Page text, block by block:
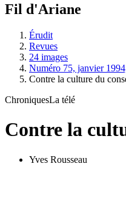
Fil d'Ariane
Érudit
Revues
24 images
Numéro 75, janvier
Contre la culture du
ChroniquesLa télé
Contre la
Yves Rousseau